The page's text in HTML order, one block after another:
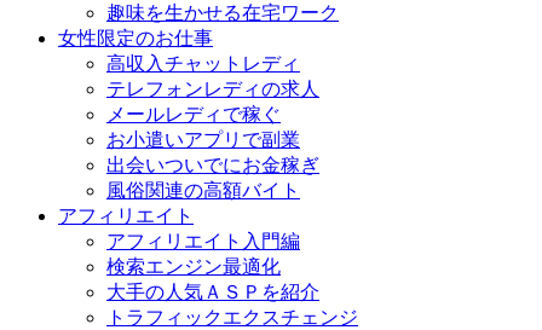
趣味を生かせる在宅ワーク
女性限定のお仕事
高収入チャットレディ
テレフォンレディの求人
メールレディで稼ぐ
お小遣いアプリで副業
出会いついでにお金稼ぎ
風俗関連の高額バイト
アフィリエイト
アフィリエイト入門編
検索エンジン最適化
大手の人気ＡＳＰを紹介
トラフィックエクスチェンジ